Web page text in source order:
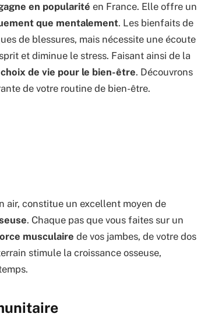
en popularité en France. Elle offre un
que mentalement. Les bienfaits de
de blessures, mais nécessite une écoute
et diminue le stress. Faisant ainsi de la
de vie pour le bien-être. Découvrons
de votre routine de bien-être.
air, constitue un excellent moyen de
. Chaque pas que vous faites sur un
musculaire de vos jambes, de votre dos
stimule la croissance osseuse,